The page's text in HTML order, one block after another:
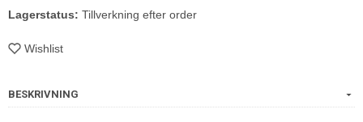
Lagerstatus: Tillverkning efter order
Wishlist
BESKRIVNING